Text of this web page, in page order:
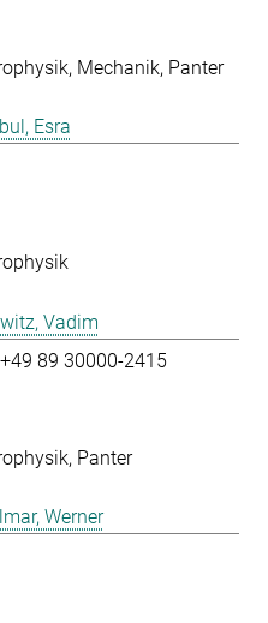
Mechanik Panter
Esra
Vadim
+49 89 30000-2415
Panter
Werner